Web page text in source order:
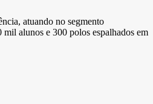
atuando no segmento
alunos e 300 polos espalhados em